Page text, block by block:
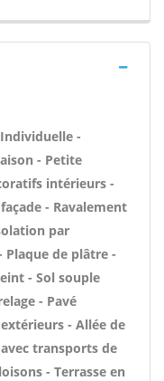
-
- Petite
intérieurs -
- Ravalement
par
Plaque de plâtre -
- Sol souple
- Pavé
- Allée de
transports de
- Terrasse en